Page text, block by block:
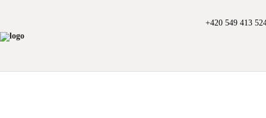
+420 549 413